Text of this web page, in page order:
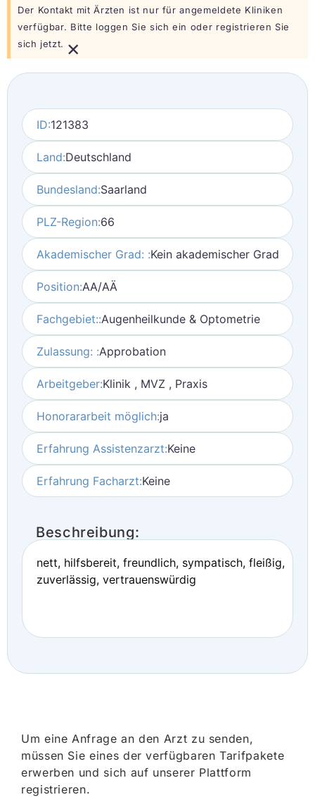
Der Kontakt mit Ärzten ist nur für angemeldete Kliniken
verfügbar. Bitte loggen Sie sich ein oder registrieren Sie
sich jetzt. ×
ID:121383
Land:Deutschland
Bundesland:Saarland
PLZ-Region:66
Akademischer Grad: :Kein akademischer Grad
Position:AA/AÄ
Fachgebiet::Augenheilkunde & Optometrie
Zulassung: :Approbation
Arbeitgeber:Klinik , MVZ , Praxis
Honorararbeit möglich:ja
Erfahrung Assistenzarzt:Keine
Erfahrung Facharzt:Keine
Beschreibung:
nett, hilfsbereit, freundlich, sympatisch, fleißig,
zuverlässig, vertrauenswürdig
Um eine Anfrage an den Arzt zu senden,
müssen Sie eines der verfügbaren Tarifpakete
erwerben und sich auf unserer Plattform
registrieren.